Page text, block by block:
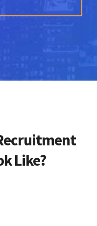
Like?